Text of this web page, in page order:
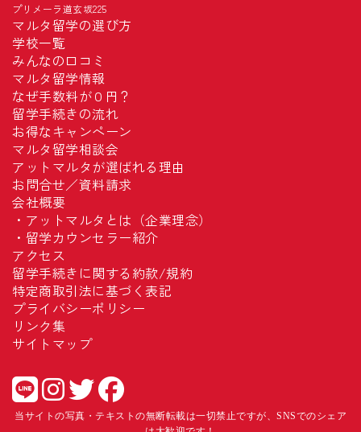
プリメーラ道玄坂225
マルタ留学の選び方
学校一覧
みんなの口コミ
マルタ留学情報
なぜ手数料が０円？
留学手続きの流れ
お得なキャンペーン
マルタ留学相談会
アットマルタが選ばれる理由
お問合せ／資料請求
会社概要
・ アットマルタとは（企業理念）
・ 留学カウンセラー紹介
アクセス
留学手続きに関する約款/規約
特定商取引法に基づく表記
プライバシーポリシー
リンク集
サイトマップ
当サイトの写真・テキストの無断転載は一切禁止ですが、SNSでのシェア